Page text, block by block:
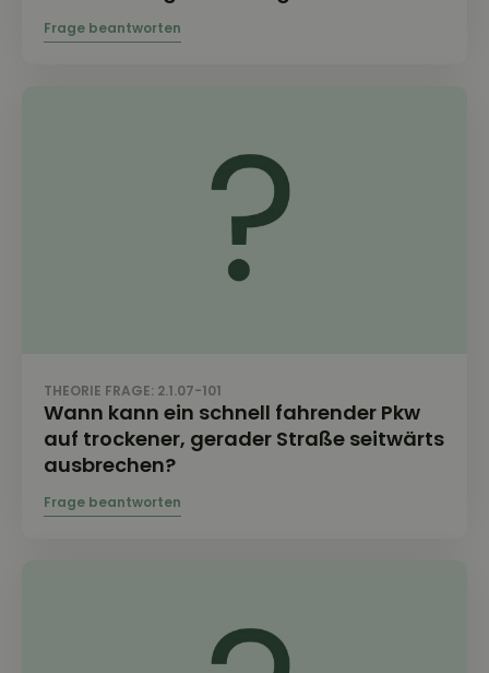
THEORIE FRAGE: 2.1.07-101
Wann kann ein schnell fahrender Pkw
auf trockener, gerader Straße seitwärts
ausbrechen?